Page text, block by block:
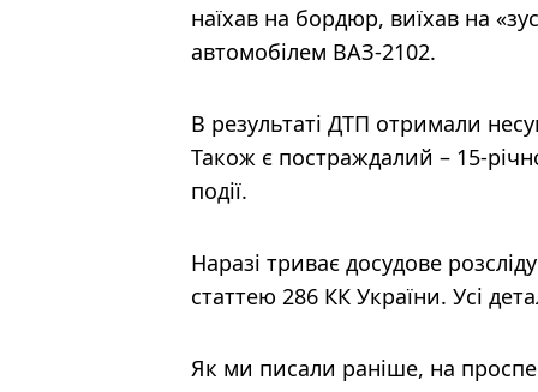
наїхав на бордюр, виїхав на
автомобілем ВАЗ-2102.
В результаті ДТП отримали
Також є постраждалий – 15-
події.
Наразі триває досудове
статтею 286 КК України. Усі
Як ми писали раніше, на